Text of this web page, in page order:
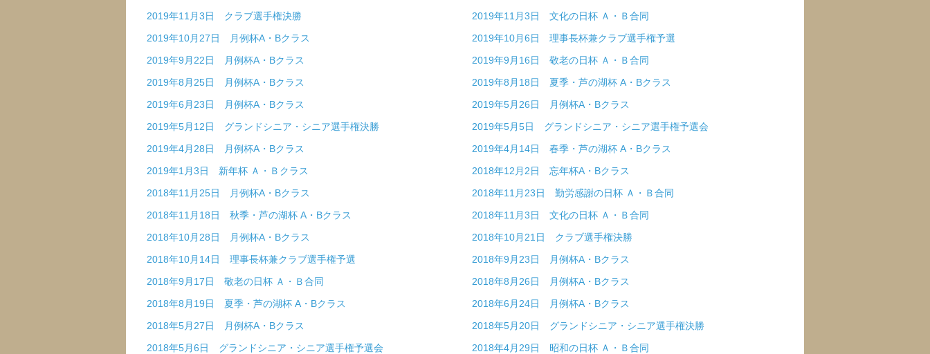
2019年11月3日 クラブ選手権決勝
2019年11月3日 文化の日杯 Ａ・Ｂ合同
2019年10月27日 月例杯A・Bクラス
2019年10月6日 理事長杯兼クラブ選手権予選
2019年9月22日 月例杯A・Bクラス
2019年9月16日 敬老の日杯 Ａ・Ｂ合同
2019年8月25日 月例杯A・Bクラス
2019年8月18日 夏季・芦の湖杯 A・Bクラス
2019年6月23日 月例杯A・Bクラス
2019年5月26日 月例杯A・Bクラス
2019年5月12日 グランドシニア・シニア選手権決勝
2019年5月5日 グランドシニア・シニア選手権予選会
2019年4月28日 月例杯A・Bクラス
2019年4月14日 春季・芦の湖杯 A・Bクラス
2019年1月3日 新年杯 Ａ・Ｂクラス
2018年12月2日 忘年杯A・Bクラス
2018年11月25日 月例杯A・Bクラス
2018年11月23日 勤労感謝の日杯 Ａ・Ｂ合同
2018年11月18日 秋季・芦の湖杯 A・Bクラス
2018年11月3日 文化の日杯 Ａ・Ｂ合同
2018年10月28日 月例杯A・Bクラス
2018年10月21日 クラブ選手権決勝
2018年10月14日 理事長杯兼クラブ選手権予選
2018年9月23日 月例杯A・Bクラス
2018年9月17日 敬老の日杯 Ａ・Ｂ合同
2018年8月26日 月例杯A・Bクラス
2018年8月19日 夏季・芦の湖杯 A・Bクラス
2018年6月24日 月例杯A・Bクラス
2018年5月27日 月例杯A・Bクラス
2018年5月20日 グランドシニア・シニア選手権決勝
2018年5月6日 グランドシニア・シニア選手権予選会
2018年4月29日 昭和の日杯 Ａ・Ｂ合同